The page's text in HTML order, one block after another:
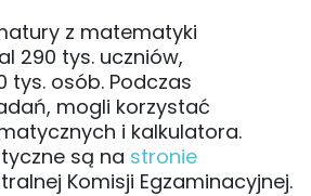
z matematyki
290 tys. uczniów,
tys. osób. Podczas
mogli korzystać
i kalkulatora.
są na stronie
Komisji Egzaminacyjnej.